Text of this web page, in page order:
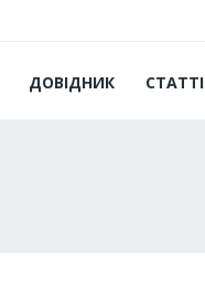
ДОВІДНИК СТАТТІ